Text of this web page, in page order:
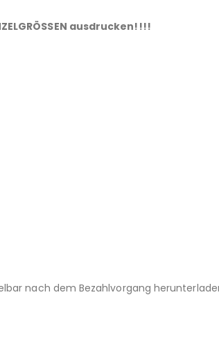
ausdrucken!!!!
nach dem Bezahlvorgang